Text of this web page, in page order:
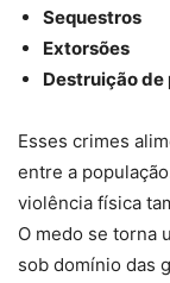
Sequestros
Extorsões
Destruição
Esses crimes
entre a
violência física
O medo se torna
sob domínio das